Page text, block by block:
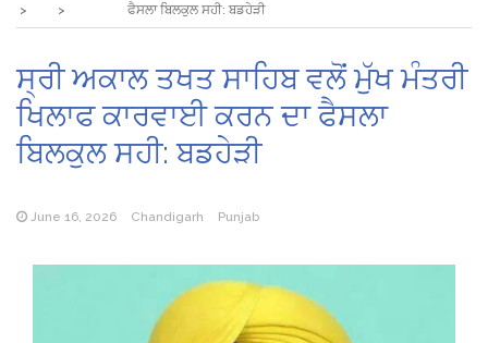
ਫੈਸਲਾ ਬਿਲਕੁਲ ਸਹੀ: ਬਡਹੇੜੀ
ਸ੍ਰੀ ਅਕਾਲ ਤਖਤ ਸਾਹਿਬ ਵਲੋਂ ਮੁੱਖ ਮੰਤਰੀ
ਖਿਲਾਫ ਕਾਰਵਾਈ ਕਰਨ ਦਾ ਫੈਸਲਾ
ਬਿਲਕੁਲ ਸਹੀ: ਬਡਹੇੜੀ
June 16, 2026 Chandigarh Punjab